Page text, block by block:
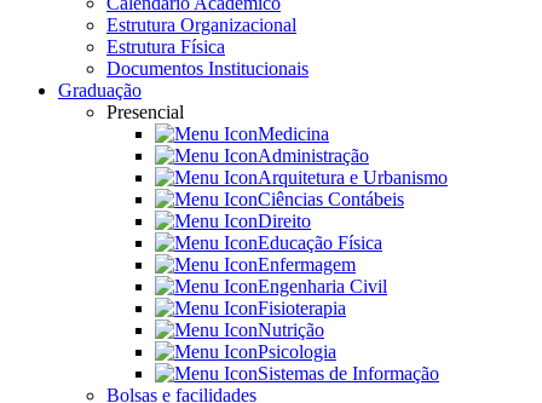
Estrutura Organizacional
Estrutura Física
Documentos Institucionais
Graduação
Presencial
Medicina
Administração
Arquitetura e Urbanismo
Ciências Contábeis
Direito
Educação Física
Enfermagem
Engenharia Civil
Fisioterapia
Nutrição
Psicologia
Sistemas de Informação
Bolsas e facilidades